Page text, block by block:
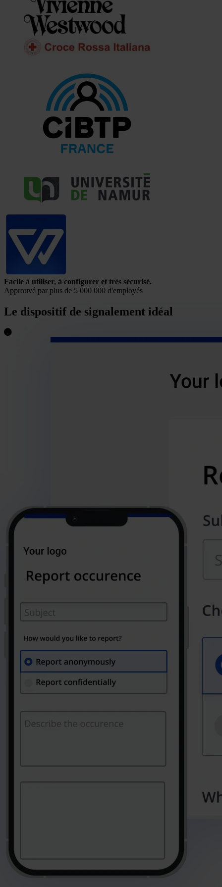
Facile à utiliser, à configurer et très sécurisé.
Approuvé par plus de 5 000 000 d'employés
Le dispositif de signalement idéal